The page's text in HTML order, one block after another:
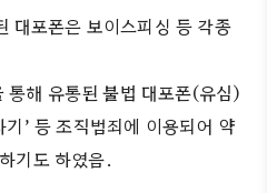
대포폰은 보이스피싱 등 각종
해 유통된 불법 대포폰(유심)
기’ 등 조직범죄에 이용되어 약
기도 하였음.